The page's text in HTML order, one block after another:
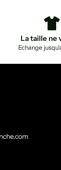
La taille ne
Echange